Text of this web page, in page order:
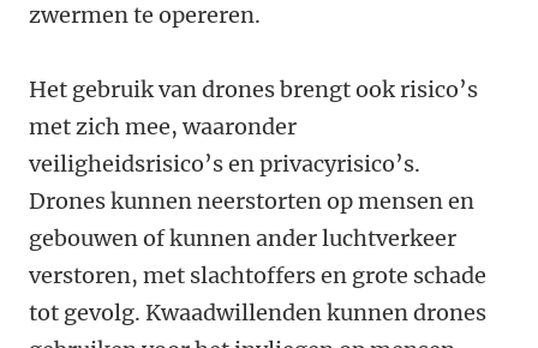
zwermen te opereren.
Het gebruik van drones brengt ook risico’s
met zich mee, waaronder
veiligheidsrisico’s en privacyrisico’s.
Drones kunnen neerstorten op mensen en
gebouwen of kunnen ander luchtverkeer
verstoren, met slachtoffers en grote schade
tot gevolg. Kwaadwillenden kunnen drones